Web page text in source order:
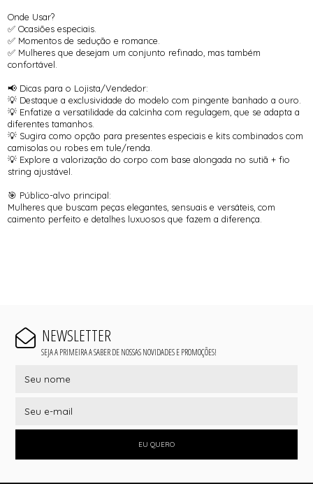
Onde Usar?
✅ Ocasiões especiais.
✅ Momentos de sedução e romance.
✅ Mulheres que desejam um conjunto refinado, mas também
confortável.
📢 Dicas para o Lojista/Vendedor:
💡 Destaque a exclusividade do modelo com pingente banhado a ouro.
💡 Enfatize a versatilidade da calcinha com regulagem, que se adapta a
diferentes tamanhos.
💡 Sugira como opção para presentes especiais e kits combinados com
camisolas ou robes em tule/renda.
💡 Explore a valorização do corpo com base alongada no sutiã + fio
string ajustável.
🎯 Público-alvo principal:
Mulheres que buscam peças elegantes, sensuais e versáteis, com
caimento perfeito e detalhes luxuosos que fazem a diferença.
NEWSLETTER
SEJA A PRIMEIRA A SABER DE NOSSAS NOVIDADES E PROMOÇÕES!
EU QUERO